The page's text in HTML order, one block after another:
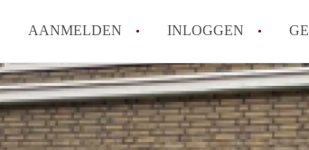
AANMELDEN INLOGGEN
Wat is
How to
Berekent